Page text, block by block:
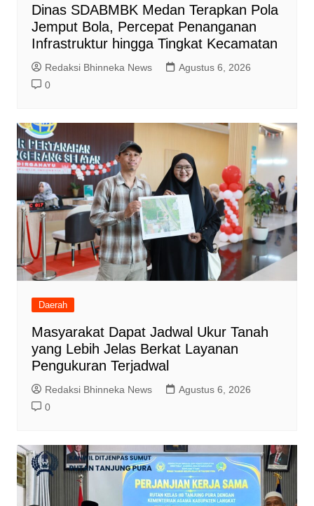
Dinas SDABMBK Medan Terapkan Pola
Jemput Bola, Percepat Penanganan
Infrastruktur hingga Tingkat Kecamatan
Redaksi Bhinneka News
Agustus 6, 2026
0
Daerah
Masyarakat Dapat Jadwal Ukur Tanah
yang Lebih Jelas Berkat Layanan
Pengukuran Terjadwal
Redaksi Bhinneka News
Agustus 6, 2026
0